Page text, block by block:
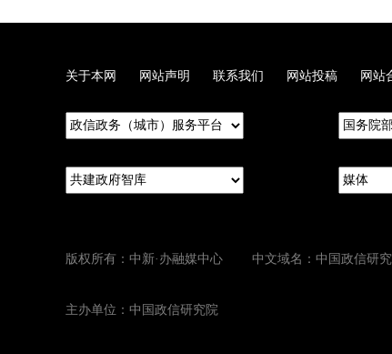
关于本网 网站声明 联系我们 网站投稿 网站
版权所有：中新·办融媒中心 中文域名：中国政信研
主办单位：中国政信研究院